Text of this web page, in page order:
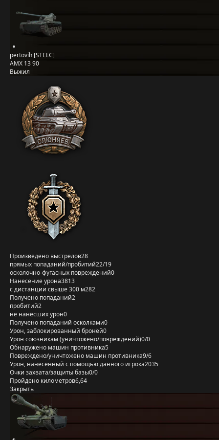
pertovih [STELC]
AMX 13 90
Выжил
Произведено выстрелов28
прямых попаданий/пробитий22/19
осколочно-фугасных повреждений0
Нанесение урона3813
с дистанции свыше 300 м282
Получено попаданий2
пробитий2
не нанёсших урон0
Получено попаданий осколками0
Урон, заблокированный бронёй0
Урон союзникам (уничтожено/повреждений)0/0
Обнаружено машин противника5
Повреждено/уничтожено машин противника9/6
Урон, нанесённый с помощью данного игрока2035
Очки захвата/защиты базы0/0
Пройдено километров6,64
Закрыть